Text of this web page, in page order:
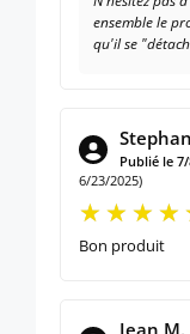
ensemble le
qu'il se
Publié le
6/23/2025)
Bon produit
Jean M.